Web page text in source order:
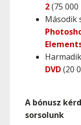
2(75
Második
DVD(20
A bónusz
sorsolunk